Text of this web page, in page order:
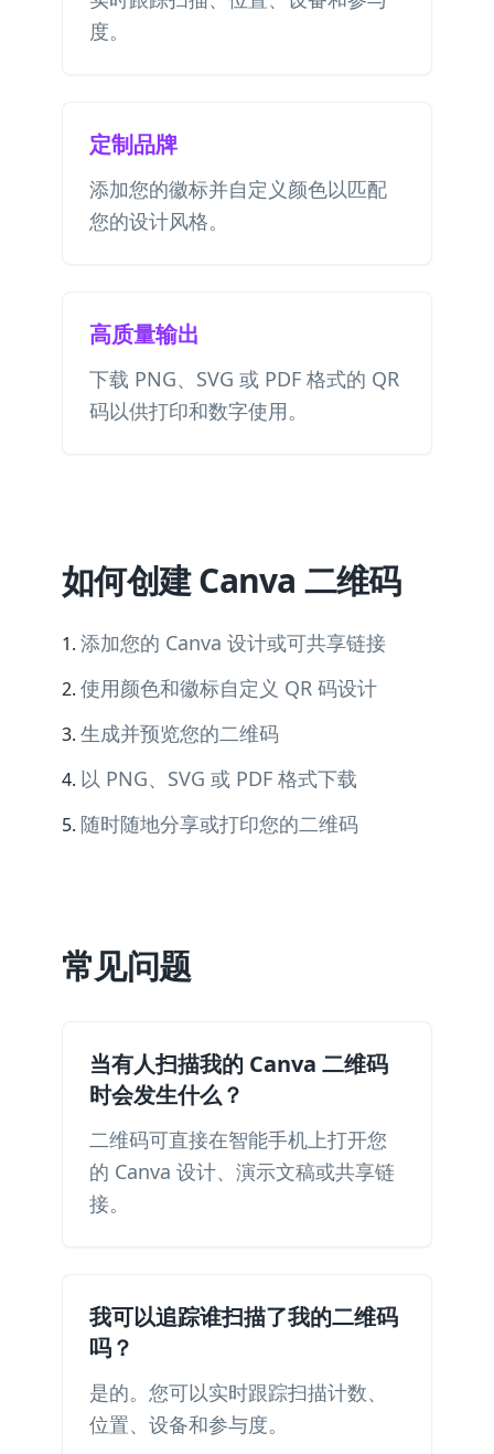
度。
定制品牌
添加您的徽标并自定义颜色以匹配
您的设计风格。
高质量输出
下载 PNG、SVG 或 PDF 格式的 QR
码以供打印和数字使用。
如何创建 Canva 二维码
添加您的 Canva 设计或可共享链接
使用颜色和徽标自定义 QR 码设计
生成并预览您的二维码
以 PNG、SVG 或 PDF 格式下载
随时随地分享或打印您的二维码
常见问题
当有人扫描我的 Canva 二维码
时会发生什么？
二维码可直接在智能手机上打开您
的 Canva 设计、演示文稿或共享链
接。
我可以追踪谁扫描了我的二维码
吗？
是的。您可以实时跟踪扫描计数、
位置、设备和参与度。